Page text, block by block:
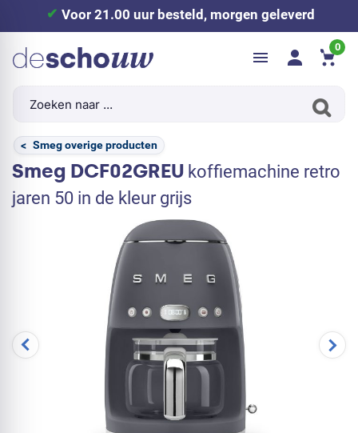
Voor 21.00 uur besteld, morgen geleverd
0
< Smeg overige producten
Smeg DCF02GREU koffiemachine retro
jaren 50 in de kleur grijs